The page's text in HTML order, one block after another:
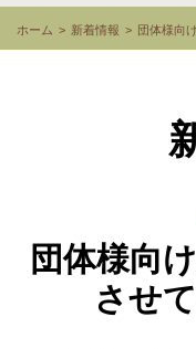
ホーム 新着情報 団体様向
団体様向
させ